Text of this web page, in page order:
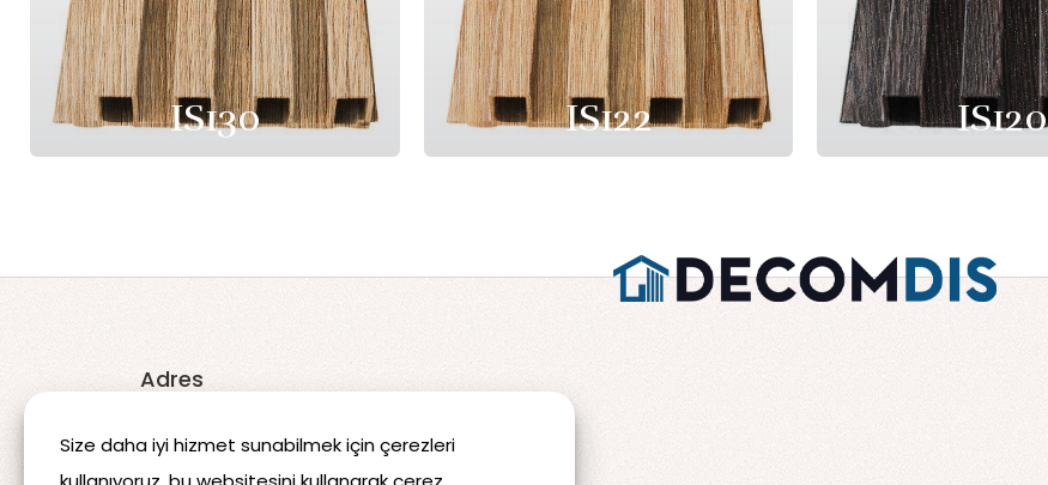
Size daha iyi hizmet sunabilmek için çerezleri
IS130 IS122 IS120
Adres
Cadde No:17 Şanlıurfa/TÜRKİYE